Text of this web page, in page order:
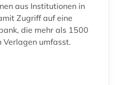
aus Institutionen in
Zugriff auf eine
die mehr als 1500
Verlagen umfasst.